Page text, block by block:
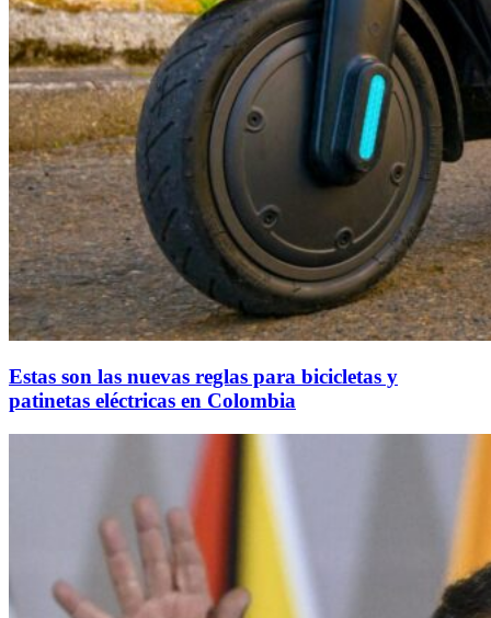
Estas son las nuevas reglas para bicicletas y
patinetas eléctricas en Colombia